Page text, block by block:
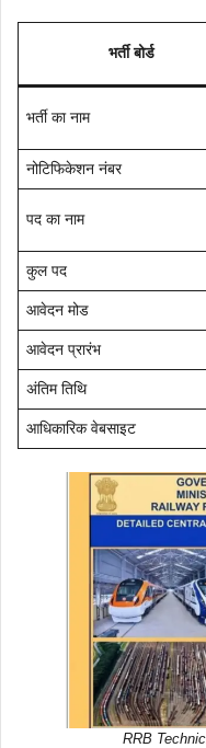
भर्ती बोर्ड
भर्ती का नाम
नोटिफिकेशन नंबर
पद का नाम
कुल पद
आवेदन मोड
आवेदन प्रारंभ
अंतिम तिथि
आधिकारिक वेबसाइट
RRB